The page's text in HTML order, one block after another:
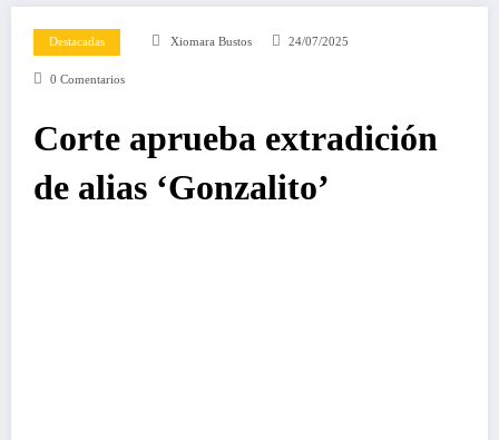
Destacadas Xiomara Bustos 24/07/2025
0 Comentarios
Corte aprueba extradición
de alias ‘Gonzalito’